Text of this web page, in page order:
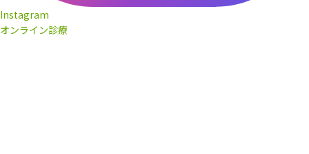
Instagram
オンライン診療